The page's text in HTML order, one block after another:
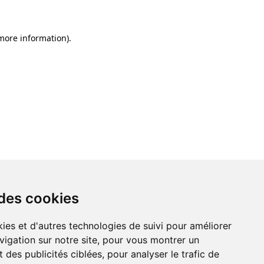
cookies
et d'autres technologies de suivi pour améliorer
sur notre site, pour vous montrer un
des publicités ciblées, pour analyser le trafic de
information).